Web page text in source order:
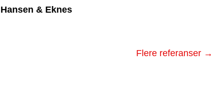
Hansen & Eknes
Flere referanser →